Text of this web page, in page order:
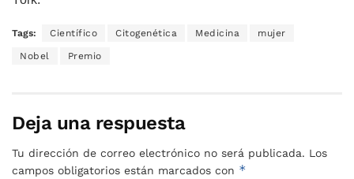
Tags: Científico Citogenética Medicina mujer
Nobel Premio
Deja una respuesta
Tu dirección de correo electrónico no será publicada. Los
campos obligatorios están marcados con *